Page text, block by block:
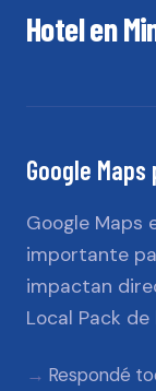
Hotelen
Google Maps
Google Maps
importante
impactan
Local Pack
Respondé